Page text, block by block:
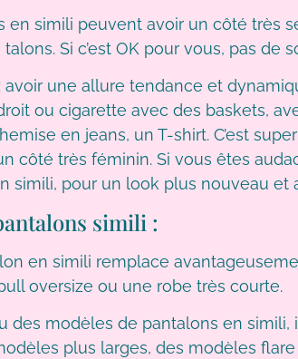
en simili peuvent avoir un côté très
Si c’est OK pour vous, pas de
avoir une allure tendance et
ou cigarette avec des baskets,
en jeans, un T-shirt. C’est
côté très féminin. Si vous êtes
simili, pour un look plus nouveau et
simili :
en simili remplace
oversize ou une robe très courte.
des modèles de pantalons en simili,
plus larges, des modèles